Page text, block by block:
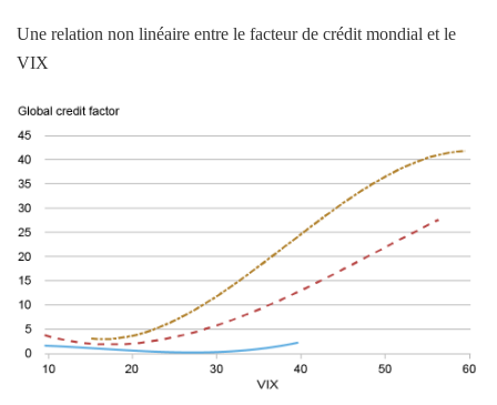
Une relation non linéaire entre le facteur de crédit mondial et le
VIX